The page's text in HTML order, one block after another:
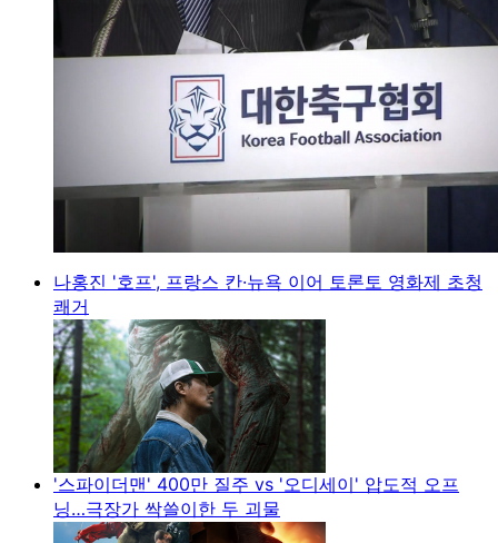
나홍진 '호프', 프랑스 칸·뉴욕 이어 토론토 영화제 초청
쾌거
'스파이더맨' 400만 질주 vs '오디세이' 압도적 오프
닝…극장가 싹쓸이한 두 괴물